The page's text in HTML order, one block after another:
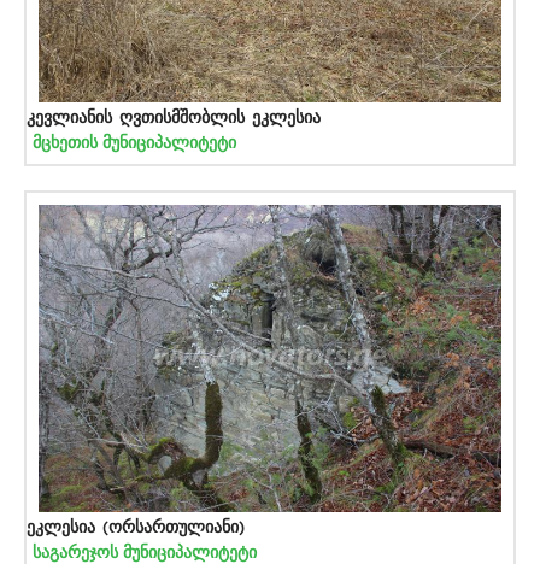
კევლიანის ღვთისმშობლის ეკლესია
მცხეთის მუნიციპალიტეტი
ეკლესია (ორსართულიანი)
საგარეჯოს მუნიციპალიტეტი